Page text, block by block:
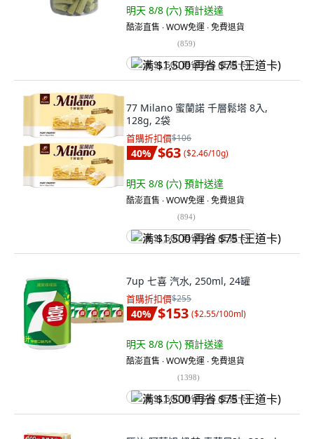
明天 8/8 (六) 預計送達
酷澎直售 ∙ WOW免運 ∙ 免費退貨
(859)
满 $1,500 再省 $75 (王道卡)
77 Milano 蜜蘭諾 千層鬆塔 8入,
128g, 2袋
首購折扣價$106
40% $63 ($2.46/10g)
明天 8/8 (六) 預計送達
酷澎直售 ∙ WOW免運 ∙ 免費退貨
(894)
满 $1,500 再省 $75 (王道卡)
7up 七喜 汽水, 250ml, 24罐
首購折扣價$255
40% $153 ($2.55/100ml)
明天 8/8 (六) 預計送達
酷澎直售 ∙ WOW免運 ∙ 免費退貨
(1398)
满 $1,500 再省 $75 (王道卡)